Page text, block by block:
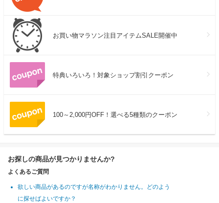
お買い物マラソン注目アイテムSALE開催中
特典いろいろ！対象ショップ割引クーポン
100～2,000円OFF！選べる5種類のクーポン
お探しの商品が見つかりませんか?
よくあるご質問
欲しい商品があるのですが名称がわかりません。どのよう
に探せばよいですか？